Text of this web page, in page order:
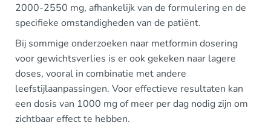
2000-2550 mg, afhankelijk van de formulering en de
specifieke omstandigheden van de patiënt.
Bij sommige onderzoeken naar metformin dosering
voor gewichtsverlies is er ook gekeken naar lagere
doses, vooral in combinatie met andere
leefstijlaanpassingen. Voor effectieve resultaten kan
een dosis van 1000 mg of meer per dag nodig zijn om
zichtbaar effect te hebben.